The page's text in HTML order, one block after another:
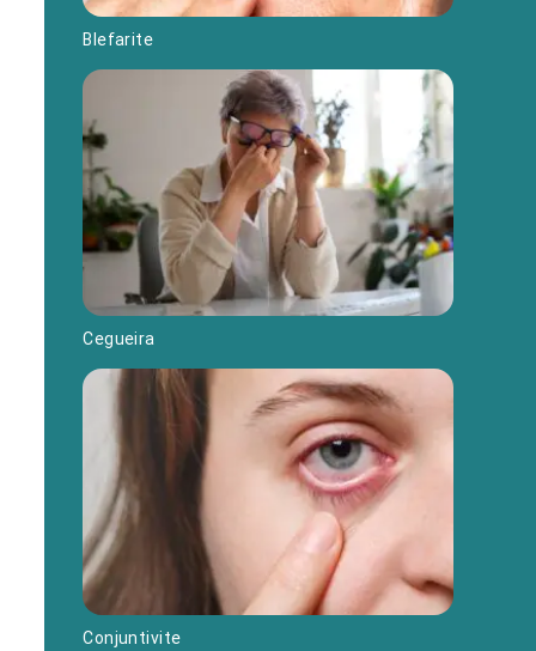
Blefarite
Cegueira
Conjuntivite